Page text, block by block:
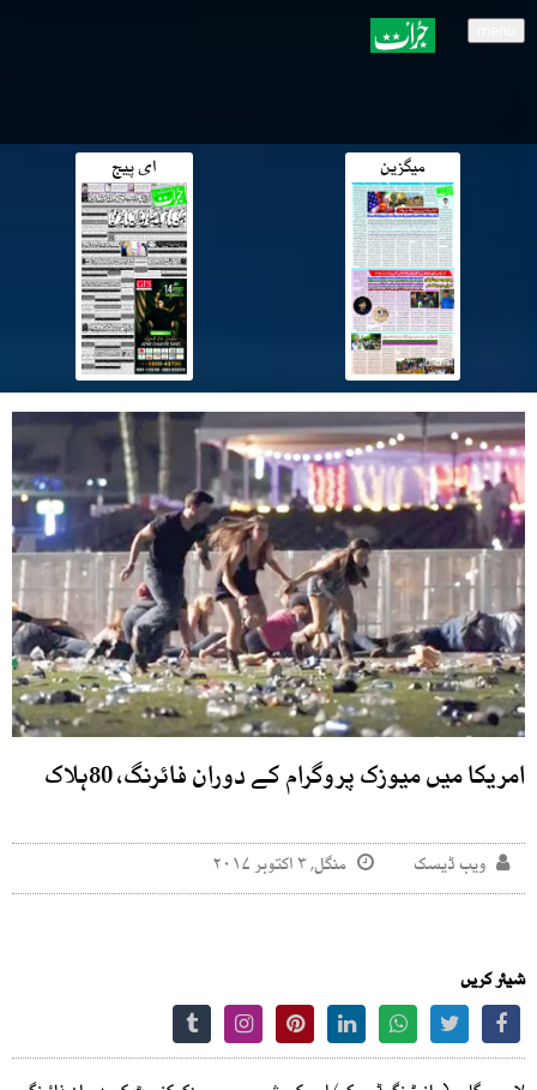
میگزین ای پیج
امریکا میں میوزک پروگرام کے دوران فائرنگ، 80ہلاک
ویب ڈیسک منگل, ۳ اکتوبر ۲۰۱۷
شیئر کریں